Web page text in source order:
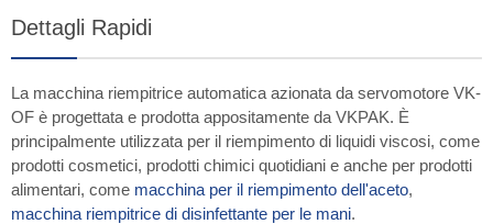
Dettagli Rapidi
La macchina riempitrice automatica azionata da servomotore VK-
OF è progettata e prodotta appositamente da VKPAK. È
principalmente utilizzata per il riempimento di liquidi viscosi, come
prodotti cosmetici, prodotti chimici quotidiani e anche per prodotti
alimentari, come macchina per il riempimento dell'aceto,
macchina riempitrice di disinfettante per le mani.